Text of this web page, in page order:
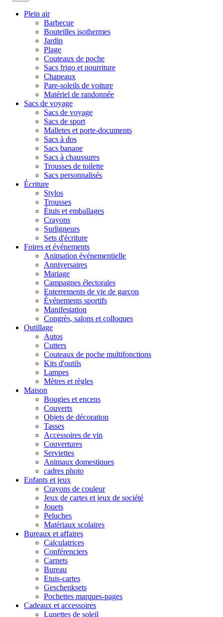
Plein air
Barbecue
Bouteilles isothermes
Jardin
Plage
Couteaux de poche
Sacs frigo et nourriture
Chapeaux
Pare-soleils de voiture
Matériel de randonnée
Sacs de voyage
Sacs de voyage
Sacs de sport
Malletes et porte-documents
Sacs à dos
Sacs banane
Sacs à chaussures
Trousses de toilette
Sacs personnalisés
Écriture
Stylos
Trousses
Étuis et emballages
Crayons
Surligneurs
Sets d'écriture
Foires et événements
Animation événementielle
Anniversaires
Mariage
Campagnes électorales
Enterrements de vie de garçon
Événements sportifs
Manifestation
Congrès, salons et colloques
Outillage
Autos
Cutters
Couteaux de poche multifonctions
Kits d'outils
Lampes
Mètres et règles
Maison
Bougies et encens
Couverts
Objets de décoration
Tasses
Accessoires de vin
Couvertures
Serviettes
Animaux domestiques
cadres photo
Enfants et jeux
Crayons de couleur
Jeux de cartes et jeux de société
Jouets
Peluches
Matériaux scolaires
Bureaux et affaires
Calculatrices
Conférenciers
Carnets
Bureau
Etuis-cartes
Geschenksets
Pochettes marques-pages
Cadeaux et accessoires
Lunettes de soleil